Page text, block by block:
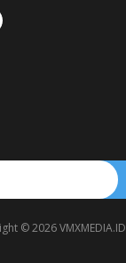
© 2026 VMXMEDIA.ID